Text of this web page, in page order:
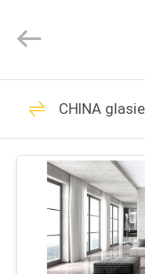
HAUSE
PRODUKTE
VIDEOS
CERAMICS
CO.,LTD..
Reserved.
CHINA